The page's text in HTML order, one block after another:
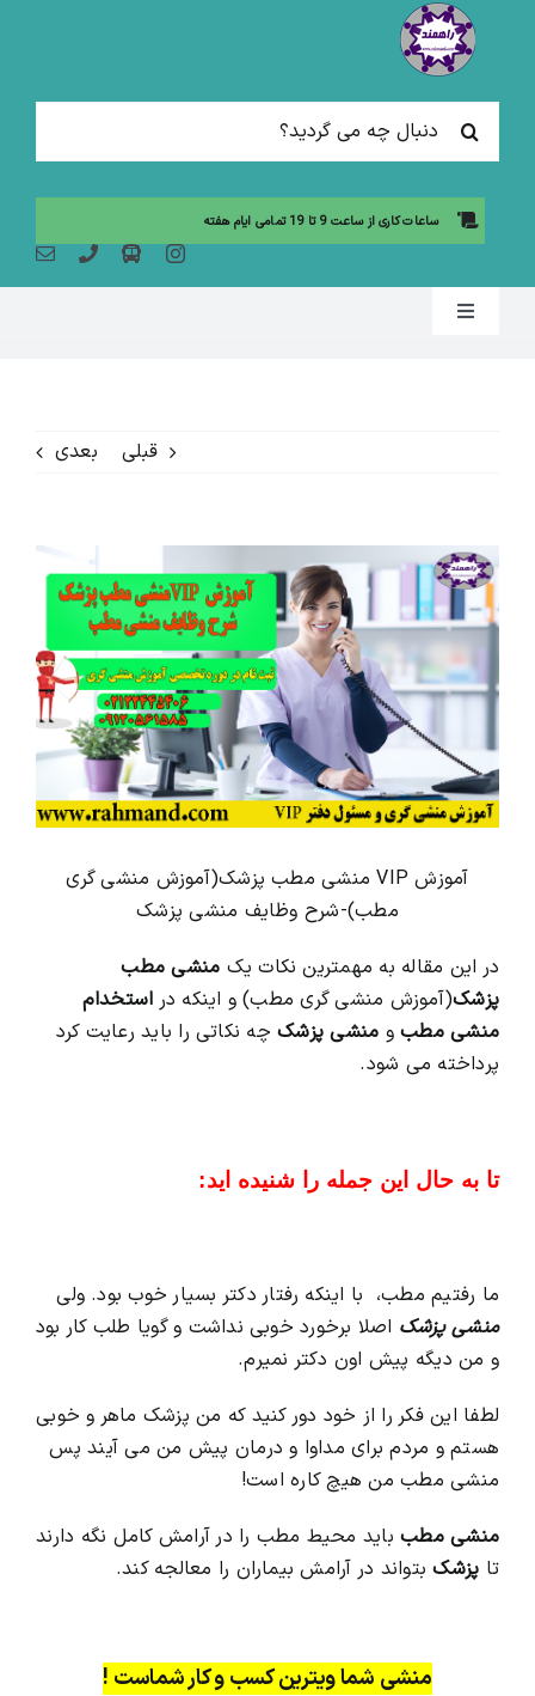
جستجو
برای:
ساعات کاری از ساعت 9 تا 19 تمامی ایام هفته
Toggle
مقالات آموزشی
محصولات و بسته های آموزشیVIP
درباره ما و تماس با ما
قبلی بعدی
View
Larger
Image
آموزش VIP منشی مطب پزشک(آموزش منشی گری
مطب)-شرح وظایف منشی پزشک
در این مقاله به مهمترین نکات یک منشی مطب
پزشک(آموزش منشی گری مطب) و اینکه در استخدام
منشی مطبو منشی پزشکچه نکاتی را باید رعایت کرد
پرداخته می شود.
تا به حال این جمله را شنیده اید:
ما رفتیم مطب، با اینکه رفتار دکتر بسیار خوب بود. ولی
منشی پزشک اصلا برخورد خوبی نداشت و گویا طلب کار بود
و من دیگه پیش اون دکتر نمیرم.
لطفا این فکر را از خود دور کنید که من پزشک ماهر و خوبی
هستم و مردم برای مداوا و درمان پیش من می آیند پس
منشی مطب من هیچ کاره است!
منشی مطبباید محیط مطب را در آرامش کامل نگه دارند
تا پزشکبتواند در آرامش بیماران را معالجه کند.
منشی شما ویترین کسب و کار شماست !